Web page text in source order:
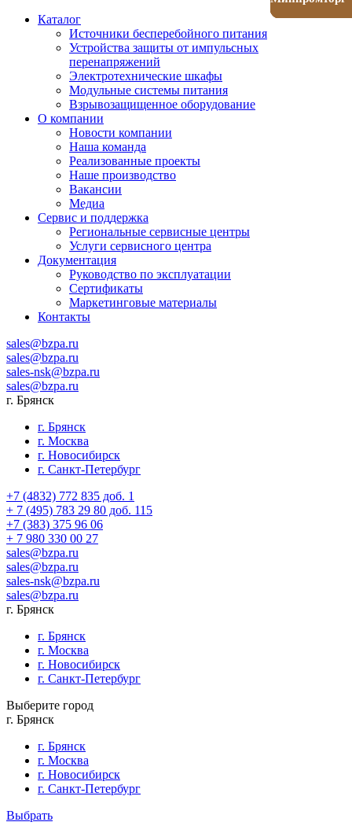
Каталог
Источники бесперебойного питания
Устройства защиты от импульсных
перенапряжений
Электротехнические шкафы
Модульные системы питания
Взрывозащищенное оборудование
О компании
Новости компании
Наша команда
Реализованные проекты
Наше производство
Вакансии
Медиа
Сервис и поддержка
Региональные сервисные центры
Услуги сервисного центра
Документация
Руководство по эксплуатации
Сертификаты
Маркетинговые материалы
Контакты
sales@bzpa.ru
sales@bzpa.ru
sales-nsk@bzpa.ru
sales@bzpa.ru
г. Брянск
г. Брянск
г. Москва
г. Новосибирск
г. Санкт-Петербург
+7 (4832) 772 835 доб. 1
+ 7 (495) 783 29 80 доб. 115
+7 (383) 375 96 06
+ 7 980 330 00 27
sales@bzpa.ru
sales@bzpa.ru
sales-nsk@bzpa.ru
sales@bzpa.ru
г. Брянск
г. Брянск
г. Москва
г. Новосибирск
г. Санкт-Петербург
Выберите город
г. Брянск
г. Брянск
г. Москва
г. Новосибирск
г. Санкт-Петербург
Выбрать